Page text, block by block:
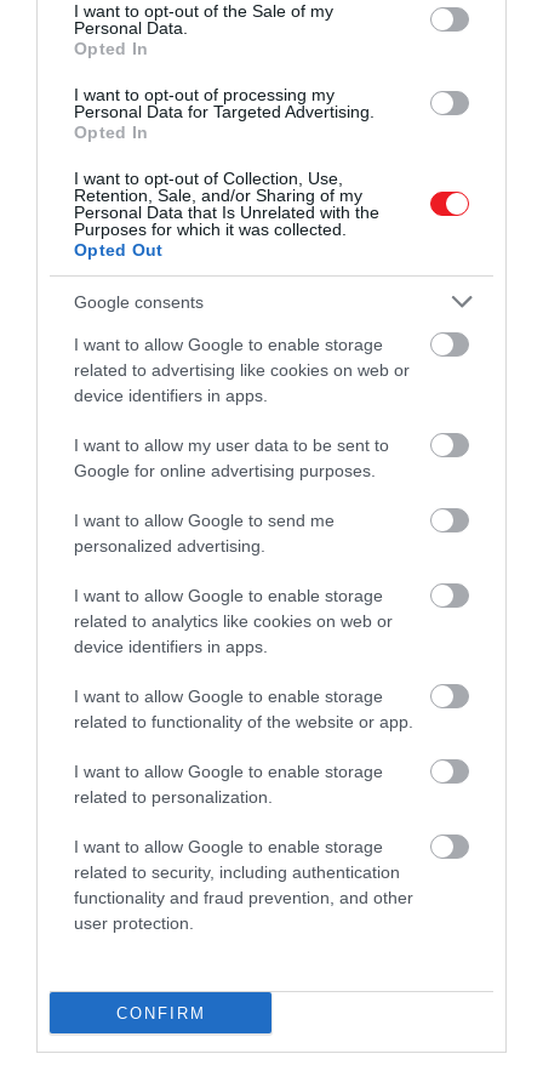
I want to opt-out of the Sale of my
Personal Data.
Opted In
I want to opt-out of processing my
Personal Data for Targeted Advertising.
Opted In
I want to opt-out of Collection, Use,
Retention, Sale, and/or Sharing of my
Personal Data that Is Unrelated with the
Purposes for which it was collected.
Opted Out
Google consents
I want to allow Google to enable storage
related to advertising like cookies on web or
device identifiers in apps.
I want to allow my user data to be sent to
Google for online advertising purposes.
I want to allow Google to send me
personalized advertising.
I want to allow Google to enable storage
related to analytics like cookies on web or
device identifiers in apps.
I want to allow Google to enable storage
related to functionality of the website or app.
I want to allow Google to enable storage
related to personalization.
I want to allow Google to enable storage
related to security, including authentication
functionality and fraud prevention, and other
user protection.
CONFIRM
​Prága
Prága, Csehország
Shutterstock
Prágai húsvéti piacokat találunk az Óváros és a
Vencel téren is, ahol cseh kézműves termékek és
néphagyományhoz köthető előadások várják a
megtalálhatóak a kézzel festett húsvéti tojások
(kraslice), fabábuk, üveg díszítések és hímzett
terítők. A nagy kóstolókörbe feltétlenül férjen bele a
trdelník (kürtőskalács), a cseh kolbászok, a húsvéti
és a híres piacok Budapesttől 5 és fél óra alatt
elérhetőek.
meg kell néznünk, ha Londonban járunk